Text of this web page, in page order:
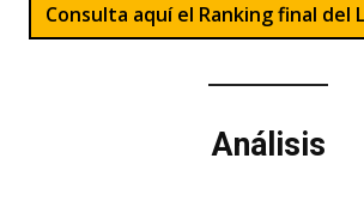
Consulta aquí el Ranking final del
Análisis